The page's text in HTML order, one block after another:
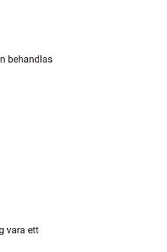
behandlas
vara ett